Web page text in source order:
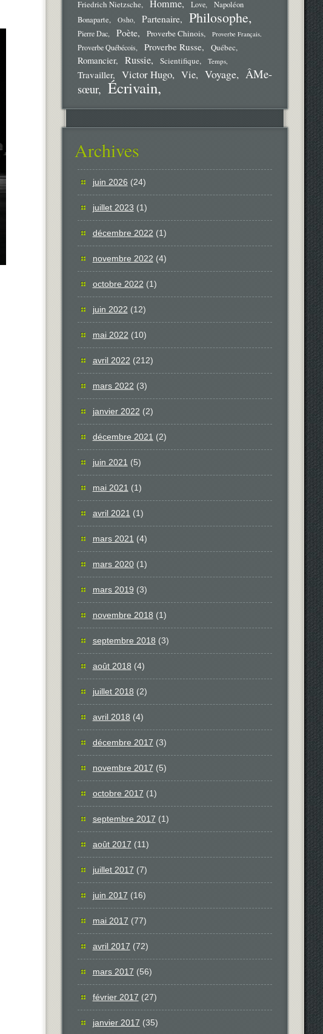
Friedrich Nietzsche Homme Love
Napoléon
Bonaparte
Osho Partenaire Philosophe
Pierre Dac Poète Proverbe Chinois Proverbe Français
Proverbe Québécois Proverbe Russe Québec
Romancier Russie Scientifique Temps
Travailler Victor Hugo Vie Voyage
ÂMe-
sœur
Écrivain
Archives
juin 2026 (24)
juillet 2023 (1)
décembre 2022 (1)
novembre 2022 (4)
octobre 2022 (1)
juin 2022 (12)
mai 2022 (10)
avril 2022 (212)
mars 2022 (3)
janvier 2022 (2)
décembre 2021 (2)
juin 2021 (5)
mai 2021 (1)
avril 2021 (1)
mars 2021 (4)
mars 2020(1)
mars 2019 (3)
novembre 2018 (1)
septembre 2018 (3)
août 2018 (4)
juillet 2018 (2)
avril 2018 (4)
décembre 2017 (3)
novembre 2017 (5)
octobre 2017 (1)
septembre 2017 (1)
août 2017 (11)
juillet 2017 (7)
juin 2017 (16)
mai 2017 (77)
avril 2017 (72)
mars 2017 (56)
février 2017 (27)
janvier 2017 (35)